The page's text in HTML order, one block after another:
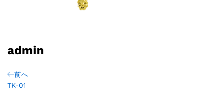
admin
前へ
TK-01